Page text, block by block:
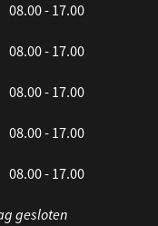
08.00 - 17.00
08.00 - 17.00
08.00 - 17.00
08.00 - 17.00
08.00 - 17.00
gesloten